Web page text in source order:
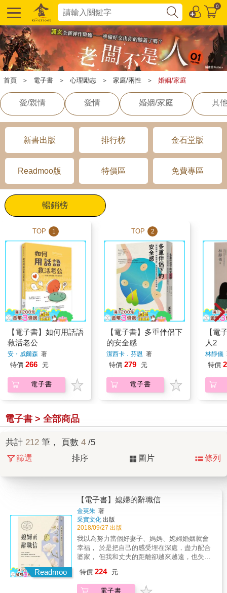
0
首頁 ＞ 電子書 ＞ 心理勵志 ＞ 家庭/兩性 ＞ 婚姻/家庭
愛/親情 愛情 婚姻/家庭 其
新書出版 排行榜 金石堂版
Readmoo版 特價區 免費專區
暢銷榜
TOP 1
【電子書】如何用話語
救活老公
安・威爾森 著
特價 266 元
電子書
TOP 2
【電子書】多重伴侶下
的安全感
潔西卡．芬恩 著
特價 279 元
電子書
【電
人2
林靜儀
特價
電子書 > 全部商品
共計 212 筆， 頁數 4 /5
篩選 排序 圖片 條列
Readmoo
【電子書】媳婦的辭職信
金英朱 著
采實文化 出版
2018/09/27 出版
我以為努力當個好妻子、媽媽、媳婦婚姻就會
幸福， 於是把自己的感受埋在深處，盡力配合
婆家， 但我和丈夫的距離卻越來越遠，也失去
了，我鼓起勇氣對公婆交出了媳婦辭職信， 想
不到，奇蹟開始一一出現&hellip;&hellip; ★一
特價 224 元
電子書